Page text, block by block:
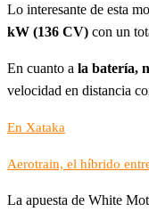
Lo interesante de esta
kW (136 CV) con un
En cuanto a la batería,
velocidad en distancia
En Xataka
Aerotrain, el híbrido
La apuesta de White